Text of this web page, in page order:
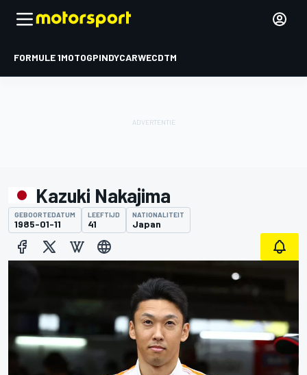
FORMULE 1MOTOGPINDYCARWECDTM
Kazuki Nakajima
GEBOORTEDATUM
1985-01-11
LEEFTIJD
41
NATIONALITEIT
Japan